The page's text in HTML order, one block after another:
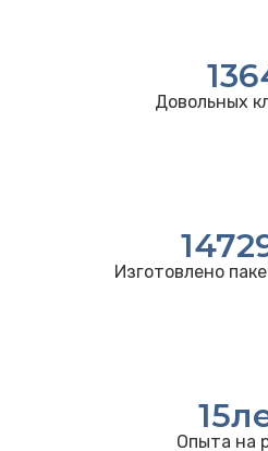
Довольных
Изготовлено
15
Опыта на